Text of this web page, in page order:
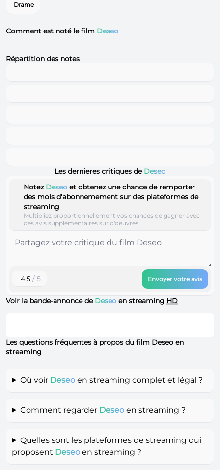
Drame
Comment est noté le film Deseo
Répartition des notes
Les dernieres critiques de Deseo
Notez Deseo et obtenez une chance de remporter
des mois d'abonnemement sur des plateformes de
streaming
Multipliez proportionnellement vos chances de gagner avec
des avis supplémentaires sur d'oeuvres.
4.5 / 5 Envoyer votre avis
Voir la bande-annonce de Deseo en streaming HD
Les questions fréquentes à propos du film Deseo en
streaming
Où voir Deseoen streaming complet et légal ?
Comment regarder Deseoen streaming ?
Quelles sont les plateformes de streaming qui
proposent Deseo en streaming ?